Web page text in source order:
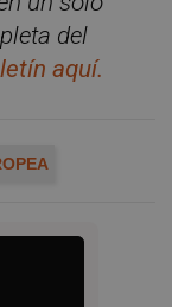
del
ín aquí.